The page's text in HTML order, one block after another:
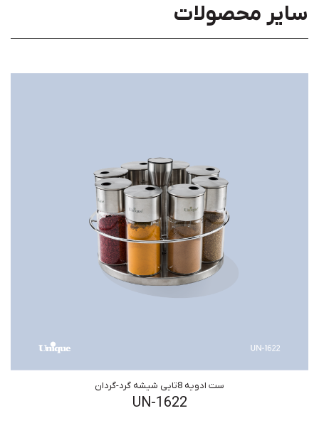
سایر محصولات
ست ادویه 8تایی شیشه گرد-گردان
UN-1622